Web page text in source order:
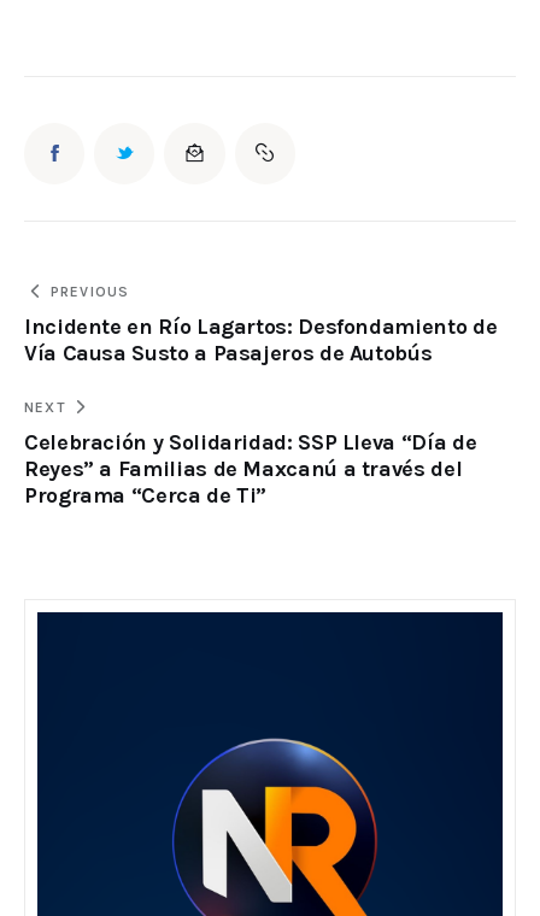
PREVIOUS
Incidente en Río Lagartos: Desfondamiento de
Vía Causa Susto a Pasajeros de Autobús
NEXT
Celebración y Solidaridad: SSP Lleva “Día de
Reyes” a Familias de Maxcanú a través del
Programa “Cerca de Ti”